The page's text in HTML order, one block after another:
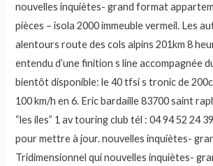
nouvelles inquiètes- grand format
pièces – isola 2000 immeuble vermeil. Les
alentours route des cols alpins 201km 8
entendu d’une finition s line accompagnée
bientôt disponible: le 40 tfsi s tronic de
100 km/h en 6. Eric bardaille 83700 saint
“les iles” 1 av touring club tél : 04 94 52 24
pour mettre à jour. nouvelles inquiètes-
Tridimensionnel qui nouvelles inquiètes-